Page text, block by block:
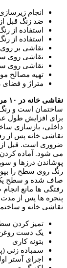
انجام
ضد زنگ قبل
استفاده از
استفاده از
نقاشی بر
نقاشی روی
نقاشی روی
تهیه مصالح
متراژ و فضای
نقاشی خانه در ۱۰
ساختمان است و
برای افزایش طول
داخلی، بازسازی
نقاشی خانه پس از
ضروری است. قبل از
می شود. آماده
پوشاندن درزها و
رنگ روی سطح را
صاف شده و سطح یک
رفتگی ها مانع
پنجره ها پس از مدت
نقاشی خانه و
تمیز کردن
یک دست
بتونه کاری
سمباده زنی
اجرای آستر